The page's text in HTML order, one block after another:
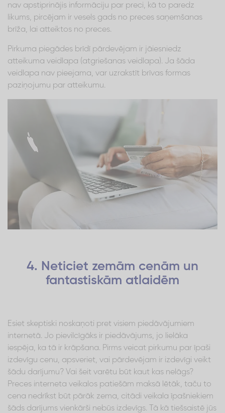
nav apstiprinājis informāciju par preci, kā to paredz
likums, pircējam ir vesels gads no preces saņemšanas
brīža, lai atteiktos no preces.
Pirkuma piegādes brīdī pārdevējam ir jāiesniedz
atteikuma veidlapa (atgriešanas veidlapa). Ja šāda
veidlapa nav pieejama, var uzrakstīt brīvas formas
paziņojumu par atteikumu.
4. Neticiet zemām cenām un
fantastiskām atlaidēm
Esiet skeptiski noskaņoti pret visiem piedāvājumiem
internetā. Jo pievilcīgāks ir piedāvājums, jo lielāka
iespēja, ka tā ir krāpšana. Pirms veicat pirkumu par īpaši
izdevīgu cenu, apsveriet, vai pārdevējam ir izdevīgi veikt
šādu darījumu? Vai šeit varētu būt kaut kas nelāgs?
Preces interneta veikalos patiešām maksā lētāk, taču to
cena nedrīkst būt pārāk zema, citādi veikala īpašniekiem
šāds darījums vienkārši nebūs izdevīgs. Tā kā tiešsaistē jūs